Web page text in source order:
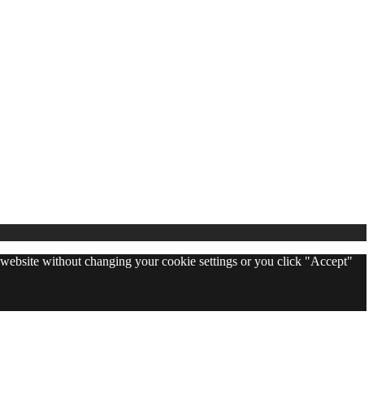
without changing your cookie settings or you click "Accept"